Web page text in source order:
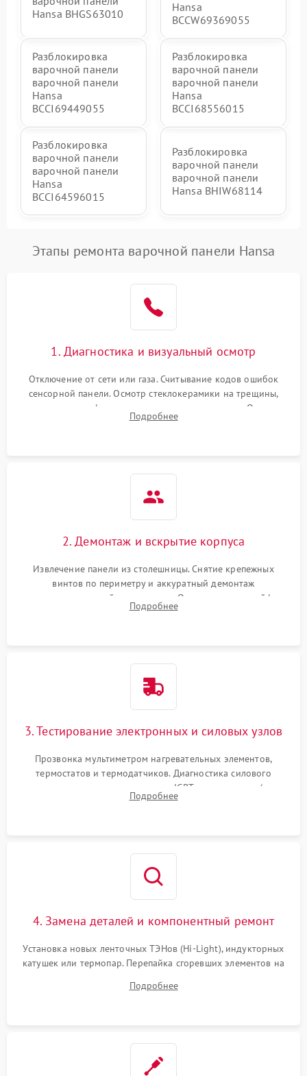
Hansa BHGS63010
Hansa
BCCW69369055
Разблокировка
варочной панели
варочной панели
Hansa
BCCI69449055
Разблокировка
варочной панели
варочной панели
Hansa
BCCI68556015
Разблокировка
варочной панели
варочной панели
Hansa
BCCI64596015
Разблокировка
варочной панели
варочной панели
Hansa BHIW68114
Этапы ремонта варочной панели Hansa
1. Диагностика и визуальный осмотр
Отключение от сети или газа. Считывание кодов ошибок
сенсорной панели. Осмотр стеклокерамики на трещины,
проверка конфорок на равномерность нагрева. Опрос
клиента о симптомах (не включается, не видит посуду,
Подробнее
2. Демонтаж и вскрытие корпуса
Извлечение панели из столешницы. Снятие крепежных
винтов по периметру и аккуратный демонтаж
стеклокерамической поверхности. Отсоединение шлейфов
сенсорного блока для доступа к силовым платам, катушкам
Подробнее
3. Тестирование электронных и силовых узлов
Прозвонка мультиметром нагревательных элементов,
термостатов и термодатчиков. Диагностика силового
модуля, реле, диодных мостов и IGBT-транзисторов (для
индукции). Проверка кранов и газ-контроля (для газовых
Подробнее
4. Замена деталей и компонентный ремонт
Установка новых ленточных ТЭНов (Hi-Light), индукторных
катушек или термопар. Перепайка сгоревших элементов на
дорожек. Очистка контактов и замена поврежденной
Подробнее